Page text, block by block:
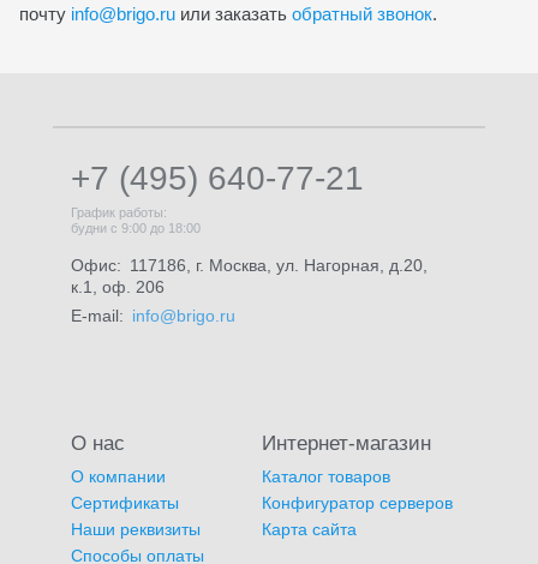
почту info@brigo.ru или заказать обратный звонок.
+7 (495) 640-77-21
График работы:
будни с 9:00 до 18:00
Офис: 117186, г. Москва, ул. Нагорная, д.20,
к.1, оф. 206
E-mail: info@brigo.ru
О нас
О компании
Сертификаты
Наши реквизиты
Способы оплаты
Интернет-магазин
Каталог товаров
Конфигуратор серверов
Карта сайта